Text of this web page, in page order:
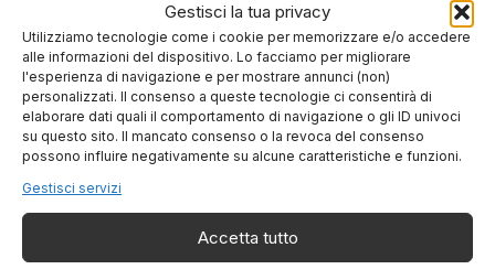
Gestisci la tua privacy
Utilizziamo tecnologie come i cookie per memorizzare e/o accedere
alle informazioni del dispositivo. Lo facciamo per migliorare
l'esperienza di navigazione e per mostrare annunci (non)
personalizzati. Il consenso a queste tecnologie ci consentirà di
elaborare dati quali il comportamento di navigazione o gli ID univoci
su questo sito. Il mancato consenso o la revoca del consenso
possono influire negativamente su alcune caratteristiche e funzioni.
Gestisci servizi
Accetta tutto